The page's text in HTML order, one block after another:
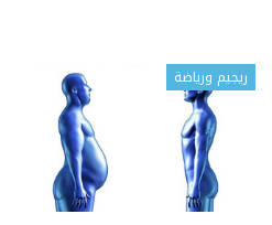
ريجيم ورياضة